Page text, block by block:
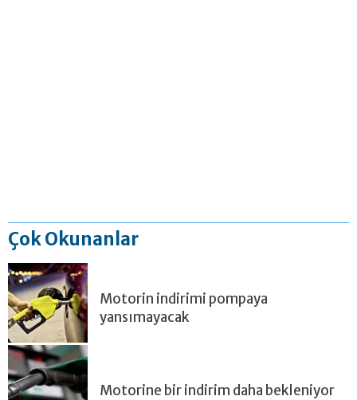
Çok Okunanlar
Motorin indirimi pompaya
yansımayacak
Motorine bir indirim daha bekleniyor